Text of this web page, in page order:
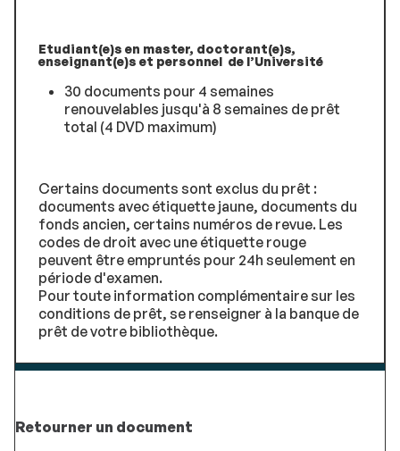
Etudiant(e)s en master, doctorant(e)s,
enseignant(e)s et personnel de l’Université
30 documents pour 4 semaines
renouvelables jusqu'à 8 semaines de prêt
total (4 DVD maximum)
Certains documents sont exclus du prêt :
documents avec étiquette jaune, documents du
fonds ancien, certains numéros de revue. Les
codes de droit avec une étiquette rouge
peuvent être empruntés pour 24h seulement en
période d'examen.
Pour toute information complémentaire sur les
conditions de prêt, se renseigner à la banque de
prêt de votre bibliothèque.
Retourner un document